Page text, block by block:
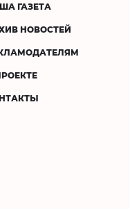
ГАЗЕТА
НОВОСТЕЙ